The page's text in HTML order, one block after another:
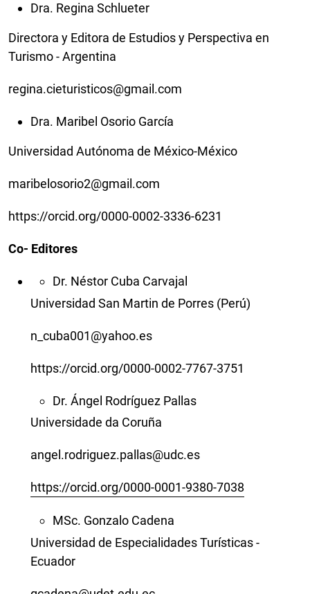
Dra. Regina Schlueter
Directora y Editora de Estudios y Perspectiva en
Turismo - Argentina
regina.cieturisticos@gmail.com
Dra. Maribel Osorio García
Universidad Autónoma de México-México
maribelosorio2@gmail.com
https://orcid.org/0000-0002-3336-6231
Co- Editores
Dr. Néstor Cuba Carvajal
Universidad San Martin de Porres (Perú)
n_cuba001@yahoo.es
https://orcid.org/0000-0002-7767-3751
Dr. Ángel Rodríguez Pallas
Universidade da Coruña
angel.rodriguez.pallas@udc.es
https://orcid.org/0000-0001-9380-7038
MSc. Gonzalo Cadena
Universidad de Especialidades Turísticas -
Ecuador